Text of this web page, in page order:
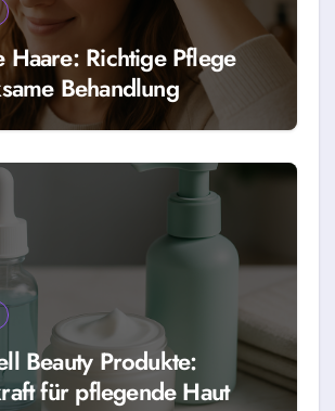
Haare: Richtige Pflege
Behandlung
Beauty Produkte:
für pflegende Haut